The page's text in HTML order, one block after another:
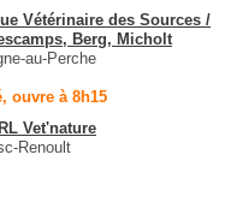
Vétérinaire des Sources /
Berg, Micholt
au-Perche
ouvre à 8h15
Vet'nature
Renoult